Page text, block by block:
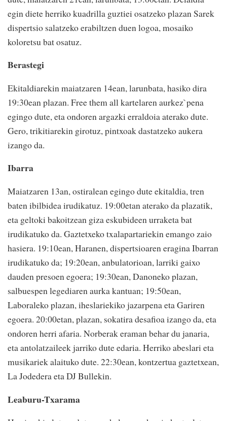
egin diete herriko kuadrilla guztiei osatzeko plazan Sarek
dispertsio salatzeko erabiltzen duen logoa, mosaiko
koloretsu bat osatuz.
Berastegi
Ekitaldiarekin maiatzaren 14ean, larunbata, hasiko dira
19:30ean plazan. Free them all kartelaren aurkez`pena
egingo dute, eta ondoren argazki erraldoia aterako dute.
Gero, trikitiarekin girotuz, pintxoak dastatzeko aukera
izango da.
Ibarra
Maiatzaren 13an, ostiralean egingo dute ekitaldia, tren
baten ibilbidea irudikatuz. 19:00etan aterako da plazatik,
eta geltoki bakoitzean giza eskubideen urraketa bat
irudikatuko da. Gaztetxeko txalapartariekin emango zaio
hasiera. 19:10ean, Haranen, dispertsioaren eragina Ibarran
irudikatuko da; 19:20ean, anbulatorioan, larriki gaixo
dauden presoen egoera; 19:30ean, Danoneko plazan,
salbuespen legediaren aurka kantuan; 19:50ean,
Laboraleko plazan, iheslariekiko jazarpena eta Gariren
egoera. 20:00etan, plazan, sokatira desafioa izango da, eta
ondoren herri afaria. Norberak eraman behar du janaria,
eta antolatzaileek jarriko dute edaria. Herriko abeslari eta
musikariek alaituko dute. 22:30ean, kontzertua gaztetxean,
La Jodedera eta DJ Bullekin.
Leaburu-Txarama